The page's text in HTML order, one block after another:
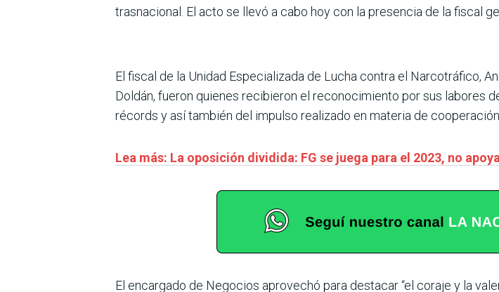
trasnacional. El acto se llevó a cabo hoy con la presencia de la fiscal
El fiscal de la Unidad Especializada de Lucha contra el Narcotráfico,
Doldán, fueron quienes recibieron el reconocimiento por sus labores
récords y así también del impulso realizado en materia de
Lea más: La oposición dividida: FG se juega para el 2023, no
El encargado de Negocios aprovechó para destacar “el coraje y la